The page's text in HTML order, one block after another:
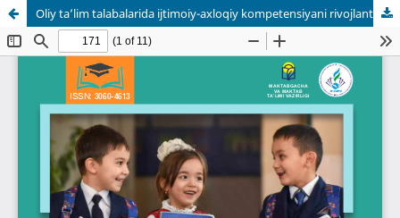
Oliy ta’lim talabalarida ijtimoiy-axloqiy kompetensiyani rivojlantirish: empirik tadqiqot natijalari